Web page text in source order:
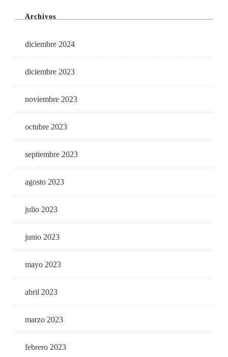
Archivos
diciembre 2024
diciembre 2023
noviembre 2023
octubre 2023
septiembre 2023
agosto 2023
julio 2023
junio 2023
mayo 2023
abril 2023
marzo 2023
febrero 2023